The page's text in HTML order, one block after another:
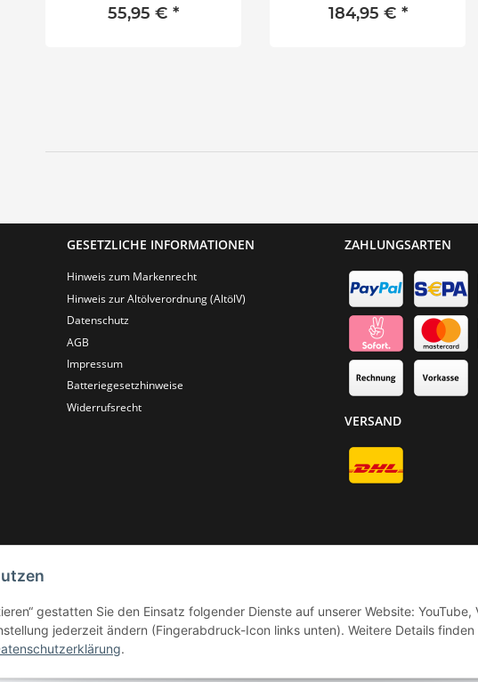
55,95 € * 184,95 € *
GESETZLICHE INFORMATIONEN
Hinweis zum Markenrecht
Hinweis zur Altölverordnung (AltölV)
Datenschutz
AGB
Impressum
Batteriegesetzhinweise
Widerrufsrecht
ZAHLUNGSARTEN
VERSAND
gestatten Sie den Einsatz folgender Dienste auf unserer Website: YouTube,
jederzeit ändern (Fingerabdruck-Icon links unten). Weitere Details finden
.